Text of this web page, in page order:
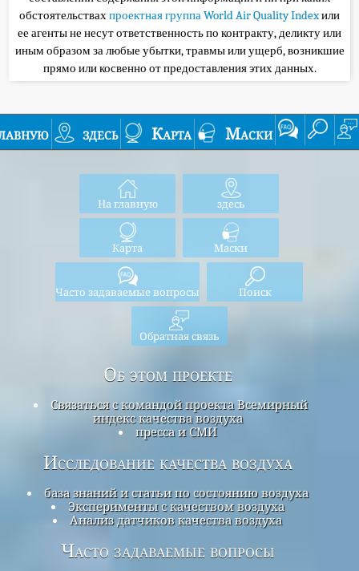
обстоятельствахпроектная группа World Air Quality Indexили
ее агенты не несут ответственность по контракту, деликту или
иным образом за любые убытки, травмы или ущерб, возникшие
прямо или косвенно от предоставления этих данных.
здесь Карта Маски
На главную здесь
Карта Маски
Часто задаваемые вопросы Поиск
Обратная связь
Об этом проекте
Связаться с командой проекта Всемирный
индекс качества воздуха
пресса и СМИ
Исследование качества воздуха
база знаний и статьи по состоянию воздуха
Эксперименты с качеством воздуха
Анализ датчиков качества воздуха
Часто задаваемые вопросы